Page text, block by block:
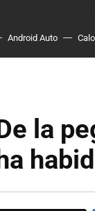
Android Auto
la
ha